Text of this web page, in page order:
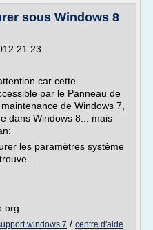
sous Windows 8
21:23
car cette
par le Panneau de
de Windows 7,
dans Windows 8... mais
les paramètres système
windows 7 / centre d'aide